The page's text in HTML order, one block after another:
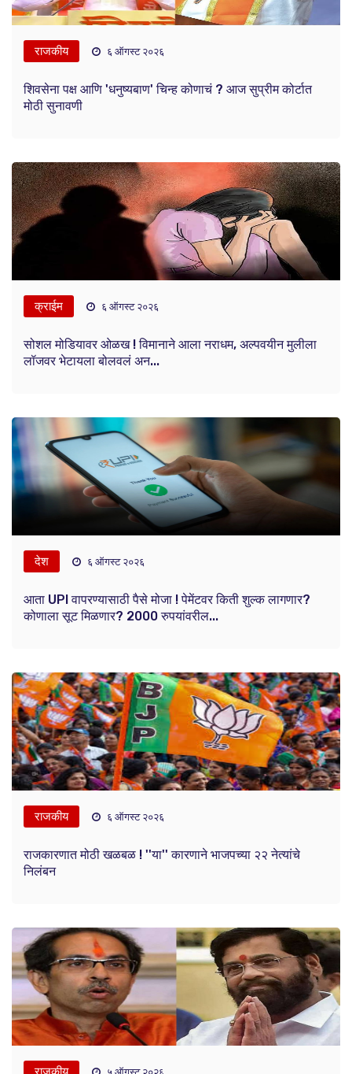
राजकीय ६ ऑगस्ट २०२६
शिवसेना पक्ष आणि 'धनुष्यबाण' चिन्ह कोणाचं ? आज सुप्रीम कोर्टात
मोठी सुनावणी
क्राईम ६ ऑगस्ट २०२६
सोशल मोडियावर ओळख ! विमानाने आला नराधम, अल्पवयीन मुलीला
लॉजवर भेटायला बोलवलं अन...
देश ६ ऑगस्ट २०२६
आता UPI वापरण्यासाठी पैसे मोजा ! पेमेंटवर किती शुल्क लागणार?
कोणाला सूट मिळणार? 2000 रुपयांवरील...
राजकीय ६ ऑगस्ट २०२६
राजकारणात मोठी खळबळ ! ''या'' कारणाने भाजपच्या २२ नेत्यांचे
निलंबन